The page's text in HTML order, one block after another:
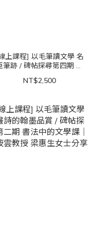
上課程] 以毛筆讀文學 名
筆跡 / 碑帖探尋第四期 書
法中的文學課｜施筱雲教授
梁惠生女士分享
NT$2,500